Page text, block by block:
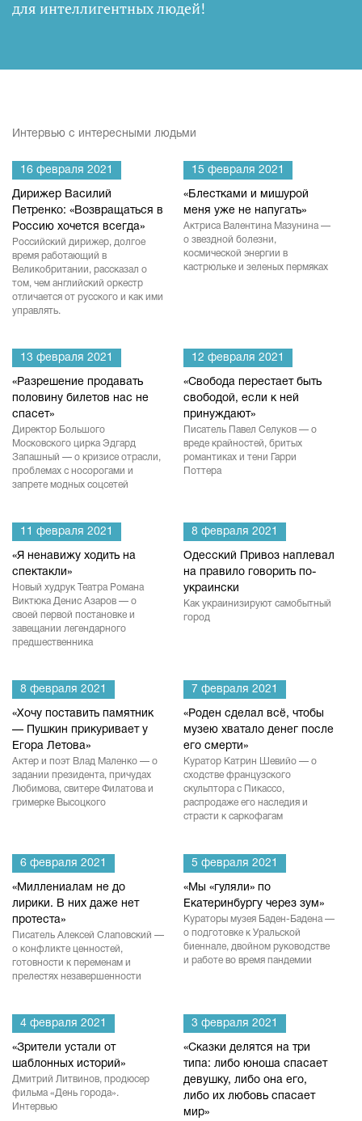
для интеллигентных людей!
Интервью с интересными людьми
16 февраля 2021
Дирижер Василий
Петренко: «Возвращаться в
Россию хочется всегда»
Российский дирижер, долгое
время работающий в
Великобритании, рассказал о
том, чем английский оркестр
отличается от русского и как ими
управлять.
15 февраля 2021
«Блестками и мишурой
меня уже не напугать»
Актриса Валентина Мазунина —
о звездной болезни,
космической энергии в
кастрюльке и зеленых пермяках
13 февраля 2021
«Разрешение продавать
половину билетов нас не
спасет»
Директор Большого
Московского цирка Эдгард
Запашный — о кризисе отрасли,
проблемах с носорогами и
запрете модных соцсетей
12 февраля 2021
«Свобода перестает быть
свободой, если к ней
принуждают»
Писатель Павел Селуков — о
вреде крайностей, бритых
романтиках и тени Гарри
Поттера
11 февраля 2021
«Я ненавижу ходить на
спектакли»
Новый худрук Театра Романа
Виктюка Денис Азаров — о
своей первой постановке и
завещании легендарного
предшественника
8 февраля 2021
Одесский Привоз наплевал
на правило говорить по-
украински
Как украинизируют самобытный
город
8 февраля 2021
«Хочу поставить памятник
— Пушкин прикуривает у
Егора Летова»
Актер и поэт Влад Маленко — о
задании президента, причудах
Любимова, свитере Филатова и
гримерке Высоцкого
7 февраля 2021
«Роден сделал всё, чтобы
музею хватало денег после
его смерти»
Куратор Катрин Шевийо — о
сходстве французского
скульптора с Пикассо,
распродаже его наследия и
страсти к саркофагам
6 февраля 2021
«Миллениалам не до
лирики. В них даже нет
протеста»
Писатель Алексей Слаповский —
о конфликте ценностей,
готовности к переменам и
прелестях незавершенности
5 февраля 2021
«Мы «гуляли» по
Екатеринбургу через зум»
Кураторы музея Баден-Бадена —
о подготовке к Уральской
биеннале, двойном руководстве
и работе во время пандемии
4 февраля 2021
«Зрители устали от
шаблонных историй»
Дмитрий Литвинов, продюсер
фильма «День города».
Интервью
3 февраля 2021
«Сказки делятся на три
типа: либо юноша спасает
девушку, либо она его,
либо их любовь спасает
мир»